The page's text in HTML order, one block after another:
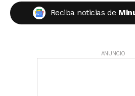
Reciba noticias de
ANUNCIO